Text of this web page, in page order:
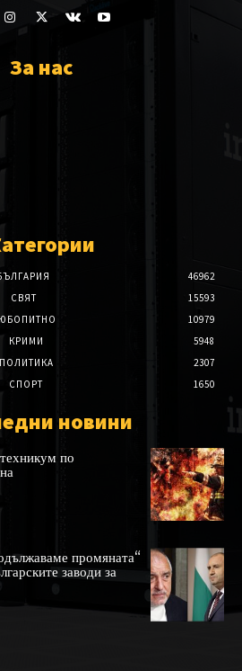
За нас
46962
СВЯТ
15593
10979
КРИМИ
5948
ПОЛИТИКА
2307
СПОРТ
1650
новини
по
промяната“
заводи за